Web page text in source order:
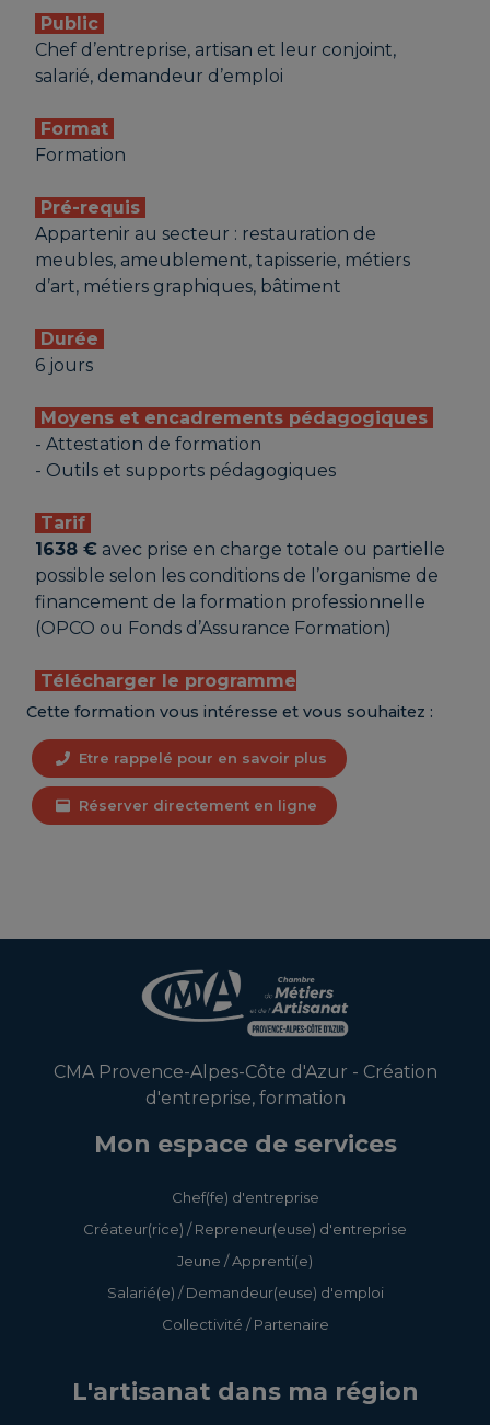
Public
Chef d’entreprise, artisan et leur conjoint,
salarié, demandeur d’emploi
Format
Formation
Pré-requis
Appartenir au secteur : restauration de
meubles, ameublement, tapisserie, métiers
d’art, métiers graphiques, bâtiment
Durée
6 jours
Moyens et encadrements pédagogiques
- Attestation de formation
- Outils et supports pédagogiques
Tarif
1638 € avec prise en charge totale ou partielle
possible selon les conditions de l’organisme de
financement de la formation professionnelle
(OPCO ou Fonds d’Assurance Formation)
Télécharger le programme
Cette formation vous intéresse et vous souhaitez :
Etre rappelé pour en savoir plus
Réserver directement en ligne
CMA Provence-Alpes-Côte d'Azur - Création
d'entreprise, formation
Mon espace de services
Chef(fe) d'entreprise
Créateur(rice) / Repreneur(euse) d'entreprise
Jeune / Apprenti(e)
Salarié(e) / Demandeur(euse) d'emploi
Collectivité / Partenaire
L'artisanat dans ma région